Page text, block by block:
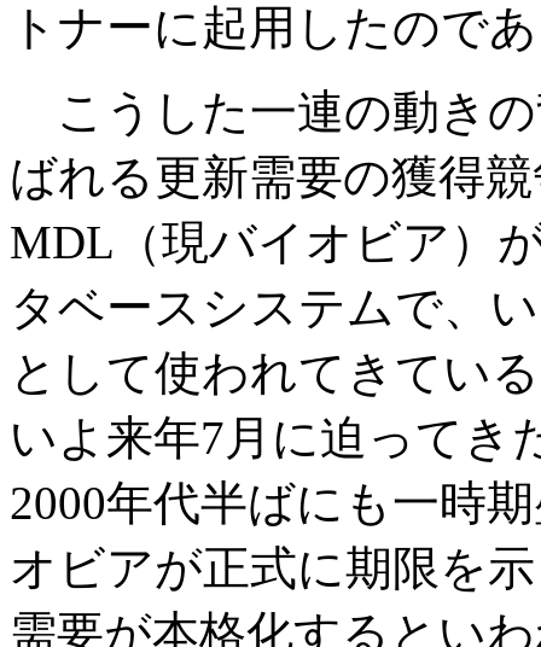
トナーに起用したので
こうした一連の動きの
ばれる更新需要の獲得
MDL（現バイオビア）
タベースシステムで、
として使われてきてい
いよ来年7月に迫ってき
2000年代半ばにも一時
オビアが正式に期限を
需要が本格化するとい